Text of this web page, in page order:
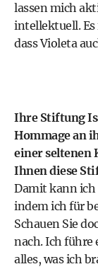
lassen mich
intellektuell.
dass Violeta
Ihre Stiftung
Hommage an
einer seltenen
Ihnen diese
Damit kann ich
indem ich für
Schauen Sie
nach. Ich führe
alles, was ich